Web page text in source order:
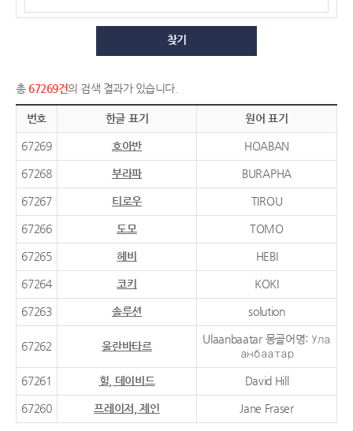
찾기
총 67269건의 검색 결과가 있습니다.
번호 한글 표기 원어 표기
67269 호아반 HOABAN
67268 부라파 BURAPHA
67267 티로우 TIROU
67266 도모 TOMO
67265 헤비 HEBI
67264 코키 KOKI
67263 솔루션 solution
67262 울란바타르
Ulaanbaatar 몽골어명: Ула
анбаатар
67261 힐, 데이비드 David Hill
67260 프레이저, 제인 Jane Fraser